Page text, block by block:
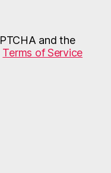
and the
Terms of Service